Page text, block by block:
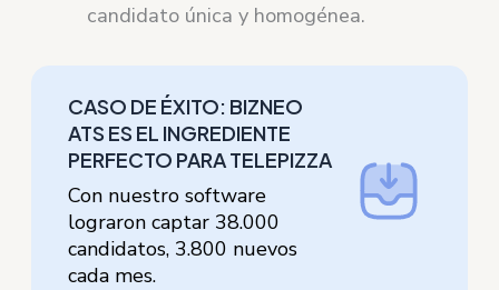
candidato única y homogénea.
CASO DE ÉXITO: BIZNEO
ATS ES EL INGREDIENTE
PERFECTO PARA TELEPIZZA
Con nuestro software
lograron captar 38.000
candidatos, 3.800 nuevos
cada mes.